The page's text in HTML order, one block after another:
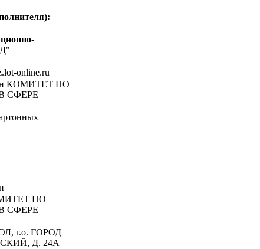
online.ru
КОМИТЕТ ПО
СФЕРЕ
ПО
СФЕРЕ
г.о. ГОРОД
Д. 24А